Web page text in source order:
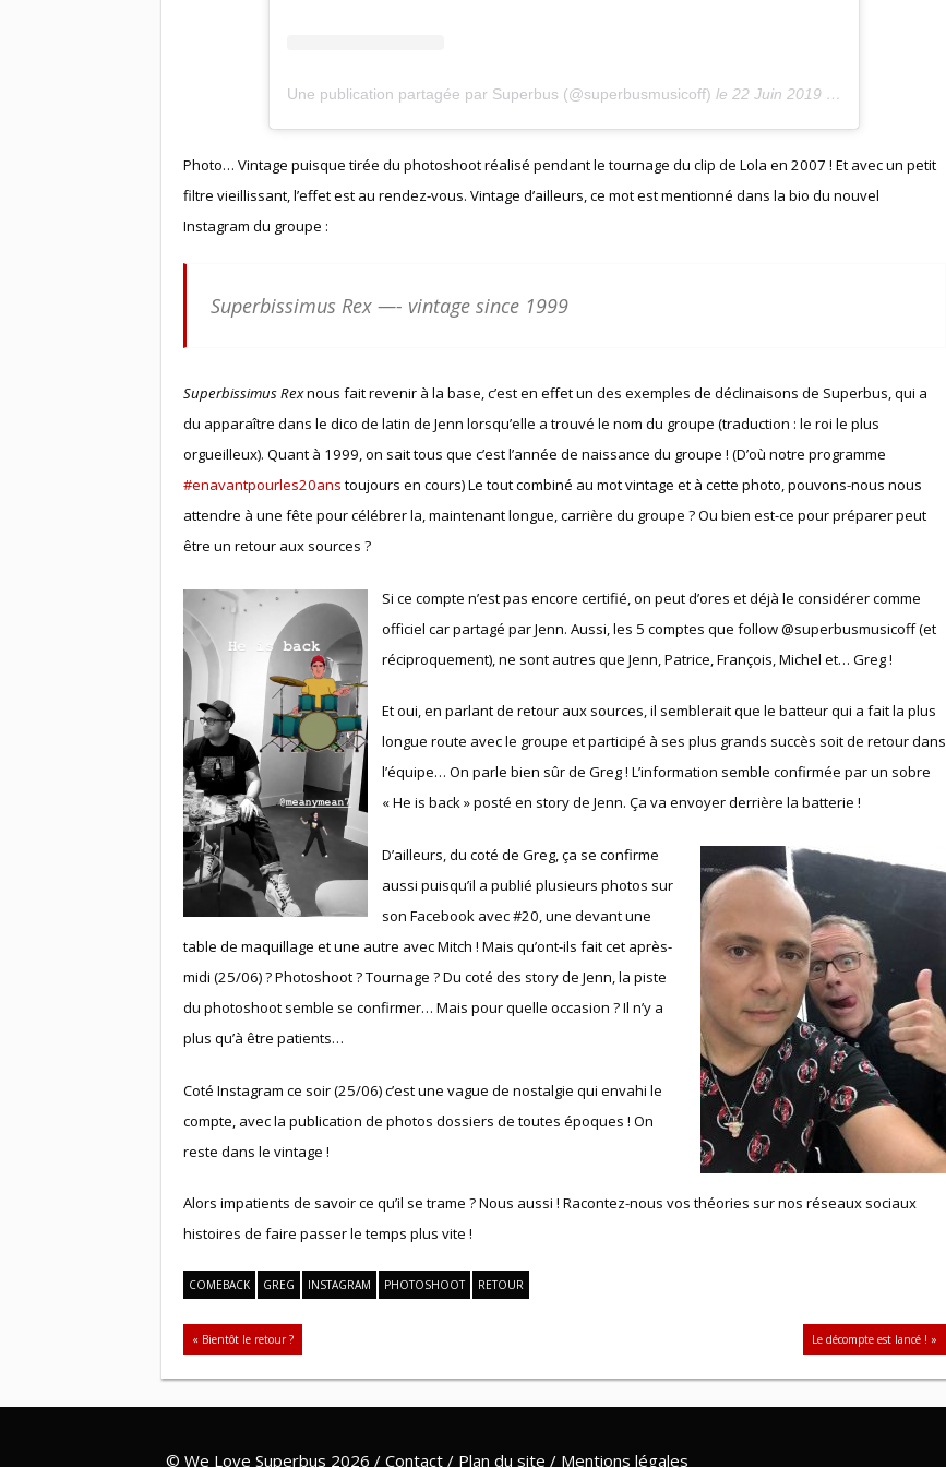
Une publication partagée par Superbus (@superbusmusicoff) le22 Juin 2019 à 1 :22 PDT
Photo… Vintage puisque tirée du photoshoot réalisé pendant le tournage du clip de Lola en 2007 ! Et avec un petit
filtre vieillissant, l’effet est au rendez-vous. Vintage d’ailleurs, ce mot est mentionné dans la bio du nouvel
Instagram du groupe :
Superbissimus Rex —- vintage since 1999
Superbissimus Rexnous fait revenir à la base, c’est en effet un des exemples de déclinaisons de Superbus, qui a
du apparaître dans le dico de latin de Jenn lorsqu’elle a trouvé le nom du groupe (traduction : le roi le plus
orgueilleux). Quant à 1999, on sait tous que c’est l’année de naissance du groupe ! (D’où notre programme
#enavantpourles20ans toujours en cours) Le tout combiné au mot vintage et à cette photo, pouvons-nous nous
attendre à une fête pour célébrer la, maintenant longue, carrière du groupe ? Ou bien est-ce pour préparer peut
être un retour aux sources ?
Si ce compte n’est pas encore certifié, on peut d’ores et déjà le considérer comme
officiel car partagé par Jenn. Aussi, les 5 comptes que follow @superbusmusicoff (et
réciproquement), ne sont autres que Jenn, Patrice, François, Michel et… Greg !
Et oui, en parlant de retour aux sources, il semblerait que le batteur qui a fait la plus
longue route avec le groupe et participé à ses plus grands succès soit de retour dans
l’équipe… On parle bien sûr de Greg ! L’information semble confirmée par un sobre
« He is back » posté en story de Jenn. Ça va envoyer derrière la batterie !
D’ailleurs, du coté de Greg, ça se confirme
aussi puisqu’il a publié plusieurs photos sur
son Facebook avec #20, une devant une
table de maquillage et une autre avec Mitch ! Mais qu’ont-ils fait cet après-
midi (25/06) ? Photoshoot ? Tournage ? Du coté des story de Jenn, la piste
du photoshoot semble se confirmer… Mais pour quelle occasion ? Il n’y a
plus qu’à être patients…
Coté Instagram ce soir (25/06) c’est une vague de nostalgie qui envahi le
compte, avec la publication de photos dossiers de toutes époques ! On
reste dans le vintage !
Alors impatients de savoir ce qu’il se trame ? Nous aussi ! Racontez-nous vos théories sur nos réseaux sociaux
histoires de faire passer le temps plus vite !
COMEBACK GREG INSTAGRAM PHOTOSHOOT RETOUR
Navigation
de
« Bientôt le retour ? Le décompte est lancé ! »
© We Love Superbus 2026 / Contact / Plan du site / Mentions légales